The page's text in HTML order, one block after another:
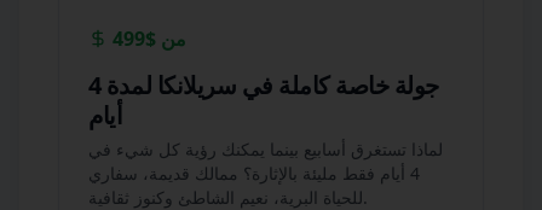
من $499
جولة خاصة كاملة في سريلانكا لمدة 4
أيام
لماذا تستغرق أسابيع بينما يمكنك رؤية كل شيء في
4 أيام فقط مليئة بالإثارة؟ ممالك قديمة، سفاري
للحياة البرية، نعيم الشاطئ وكنوز ثقافية.